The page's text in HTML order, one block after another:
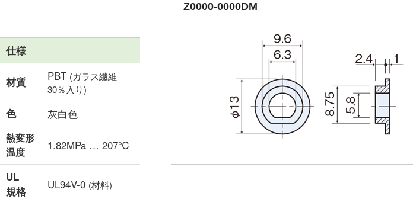
仕様
材質 PBT (ガラス繊維
30％入り)
色 灰白色
熱変形
温度
1.82MPa … 207℃
UL
規格
UL94V-0 (材料)
Z0000-0000DM